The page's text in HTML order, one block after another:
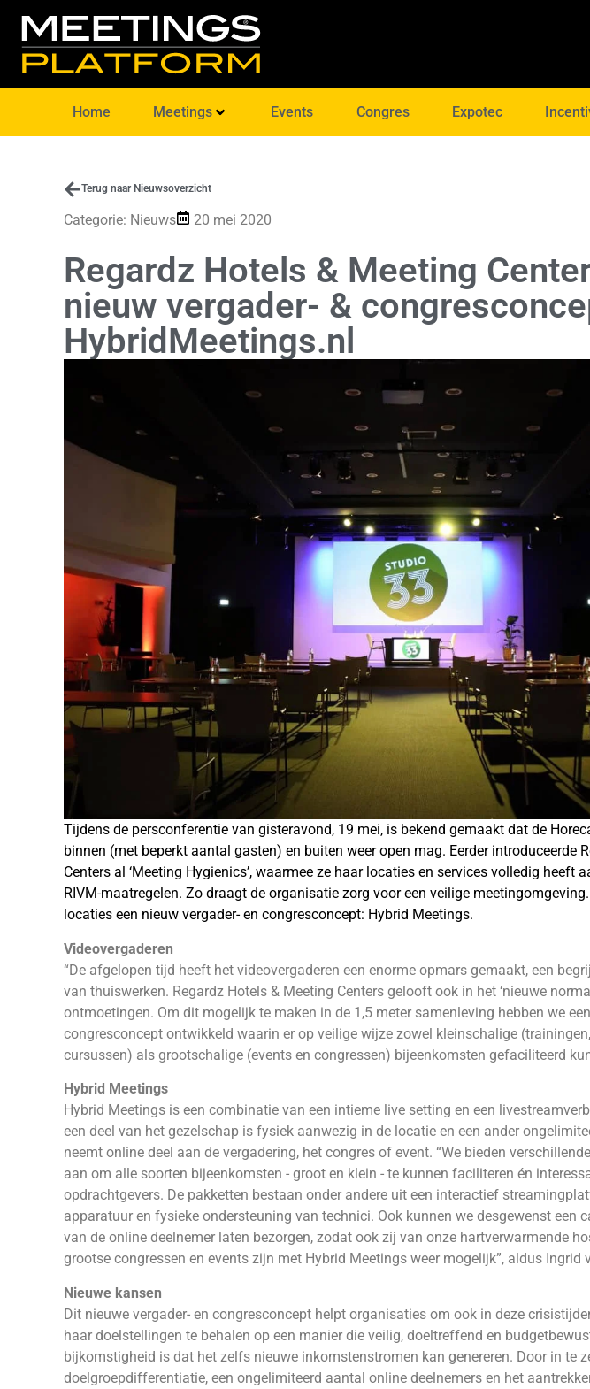
Home Meetings Events Congres Expotec
Terug naar Nieuwsoverzicht
Categorie: Nieuws 20 mei 2020
Regardz Hotels & Meeting
nieuw vergader- &
HybridMeetings.nl
Tijdens de persconferentie van gisteravond, 19 mei, is bekend gemaakt dat de
binnen (met beperkt aantal gasten) en buiten weer open mag. Eerder introduceerde
Centers al ‘Meeting Hygienics’, waarmee ze haar locaties en services volledig heeft
RIVM-maatregelen. Zo draagt de organisatie zorg voor een veilige
locaties een nieuw vergader- en congresconcept: Hybrid Meetings.
Videovergaderen
“De afgelopen tijd heeft het videovergaderen een enorme opmars gemaakt, een
van thuiswerken. Regardz Hotels & Meeting Centers gelooft ook in het ‘nieuwe
ontmoetingen. Om dit mogelijk te maken in de 1,5 meter samenleving hebben we
congresconcept ontwikkeld waarin er op veilige wijze zowel kleinschalige
cursussen) als grootschalige (events en congressen) bijeenkomsten gefaciliteerd
Hybrid Meetings
Hybrid Meetings is een combinatie van een intieme live setting en een
een deel van het gezelschap is fysiek aanwezig in de locatie en een ander
neemt online deel aan de vergadering, het congres of event. “We bieden
aan om alle soorten bijeenkomsten - groot en klein - te kunnen faciliteren én
opdrachtgevers. De pakketten bestaan onder andere uit een interactief
apparatuur en fysieke ondersteuning van technici. Ook kunnen we desgewenst een
van de online deelnemer laten bezorgen, zodat ook zij van onze hartverwarmende
grootse congressen en events zijn met Hybrid Meetings weer mogelijk”, aldus Ingrid
Nieuwe kansen
Dit nieuwe vergader- en congresconcept helpt organisaties om ook in deze
haar doelstellingen te behalen op een manier die veilig, doeltreffend en
bijkomstigheid is dat het zelfs nieuwe inkomstenstromen kan genereren. Door in te
doelgroepdifferentiatie, een ongelimiteerd aantal online deelnemers en het